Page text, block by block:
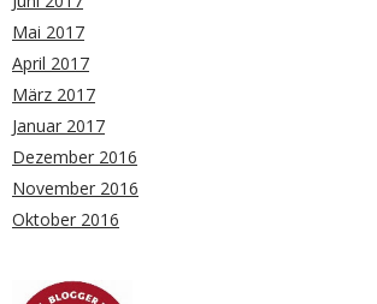
Mai 2017
April 2017
März 2017
Januar 2017
Dezember 2016
November 2016
Oktober 2016